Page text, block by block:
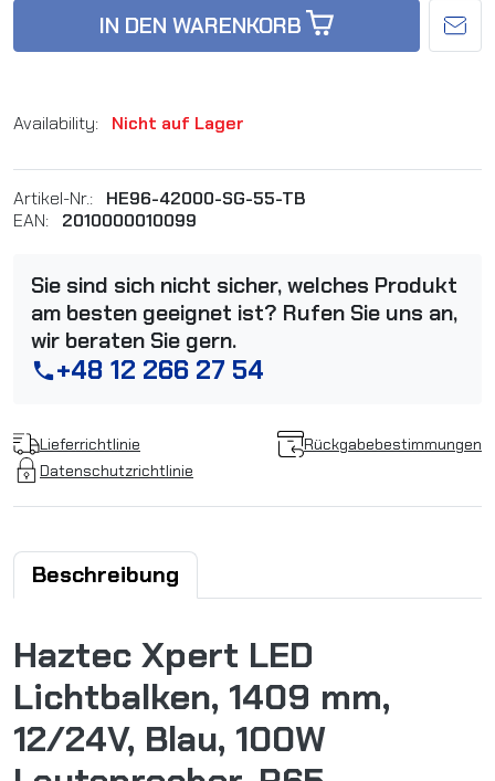
IN DEN WARENKORB
Availability: Nicht auf Lager
Artikel-Nr.:
HE96-42000-SG-55-TB
EAN:
2010000010099
Sie sind sich nicht sicher, welches Produkt
am besten geeignet ist? Rufen Sie uns an,
wir beraten Sie gern.
phone+48 12 266 27 54
Lieferrichtlinie
Rückgabebestimmungen
Datenschutzrichtlinie
Beschreibung
Haztec Xpert LED
Lichtbalken, 1409 mm,
12/24V, Blau, 100W